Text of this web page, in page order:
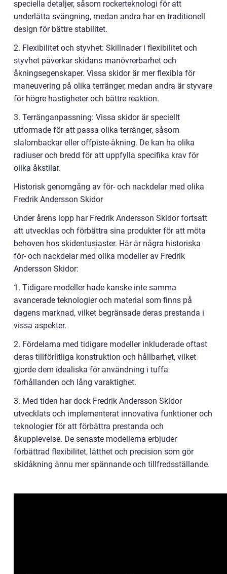
speciella detaljer, såsom rockerteknologi för att
underlätta svängning, medan andra har en traditionell
design för bättre stabilitet.
2. Flexibilitet och styvhet: Skillnader i flexibilitet och
styvhet påverkar skidans manövrerbarhet och
åkningsegenskaper. Vissa skidor är mer flexibla för
maneuvering på olika terränger, medan andra är styvare
för högre hastigheter och bättre reaktion.
3. Terränganpassning: Vissa skidor är speciellt
utformade för att passa olika terränger, såsom
slalombackar eller offpiste-åkning. De kan ha olika
radiuser och bredd för att uppfylla specifika krav för
olika åkstilar.
Historisk genomgång av för- och nackdelar med olika
Fredrik Andersson Skidor
Under årens lopp har Fredrik Andersson Skidor fortsatt
att utvecklas och förbättra sina produkter för att möta
behoven hos skidentusiaster. Här är några historiska
för- och nackdelar med olika modeller av Fredrik
Andersson Skidor:
1. Tidigare modeller hade kanske inte samma
avancerade teknologier och material som finns på
dagens marknad, vilket begränsade deras prestanda i
vissa aspekter.
2. Fördelarna med tidigare modeller inkluderade oftast
deras tillförlitliga konstruktion och hållbarhet, vilket
gjorde dem idealiska för användning i tuffa
förhållanden och lång varaktighet.
3. Med tiden har dock Fredrik Andersson Skidor
utvecklats och implementerat innovativa funktioner och
teknologier för att förbättra prestanda och
åkupplevelse. De senaste modellerna erbjuder
förbättrad flexibilitet, lätthet och precision som gör
skidåkning ännu mer spännande och tillfredsställande.